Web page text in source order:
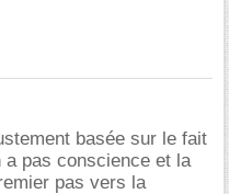
basée sur le fait
a pas conscience et la
pas vers la